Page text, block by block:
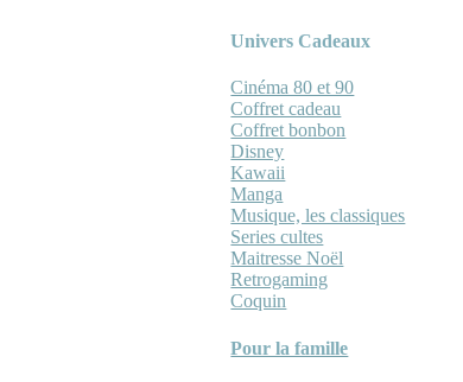
Univers Cadeaux
Cinéma 80 et 90
Coffret cadeau
Coffret bonbon
Disney
Kawaii
Manga
Musique, les classiques
Series cultes
Maitresse Noël
Retrogaming
Coquin
Pour la famille